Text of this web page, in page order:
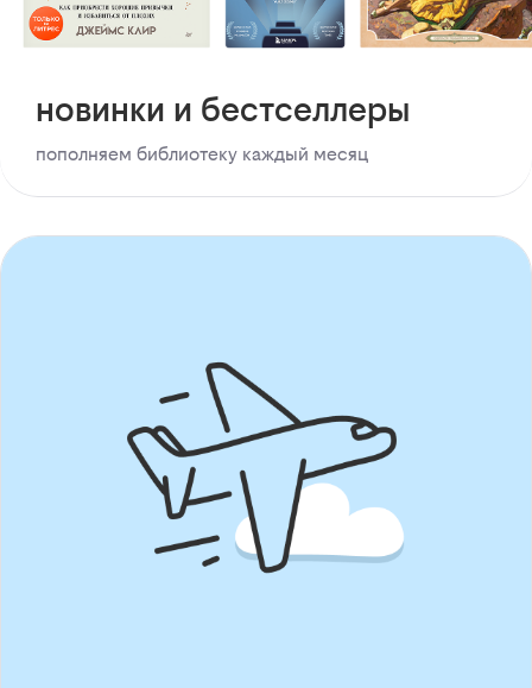
новинки и бестселлеры
пополняем библиотеку каждый месяц